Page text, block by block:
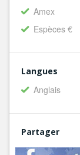
Amex
Espèces €
Langues
Anglais
Partager